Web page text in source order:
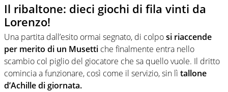
Il ribaltone: dieci giochi di fila vinti da
Lorenzo!
Una partita dall’esito ormai segnato, di colposi riaccende
per merito di un Musetti che finalmente entra nello
scambio col piglio del giocatore che sa quello vuole. Il dritto
comincia a funzionare, così come il servizio, sin lì tallone
d’Achille di giornata.